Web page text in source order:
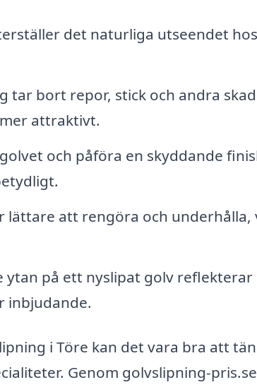
det naturliga utseendet
tar bort repor, stick och andra
attraktivt.
och påföra en skyddande
lättare att rengöra och underhålla,
ytan på ett nyslipat golv
inbjudande.
i Töre kan det vara bra att
Genom golvslipning-